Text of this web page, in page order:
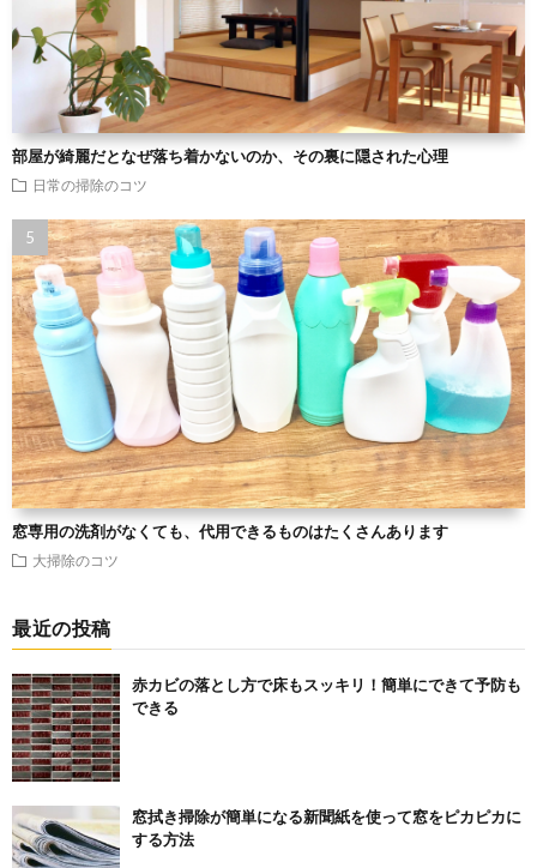
部屋が綺麗だとなぜ落ち着かないのか、その裏に隠された心理
日常の掃除のコツ
窓専用の洗剤がなくても、代用できるものはたくさんあります
大掃除のコツ
最近の投稿
赤カビの落とし方で床もスッキリ！簡単にできて予防も
できる
窓拭き掃除が簡単になる新聞紙を使って窓をピカピカに
する方法